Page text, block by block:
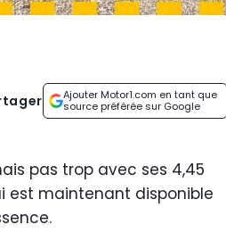
Ajouter Motor1.com en tant que
source préférée sur Google
pas trop avec ses 4,45
est maintenant disponible